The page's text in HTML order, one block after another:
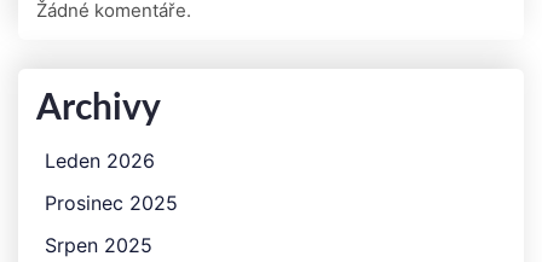
Žádné komentáře.
Archivy
Leden 2026
Prosinec 2025
Srpen 2025